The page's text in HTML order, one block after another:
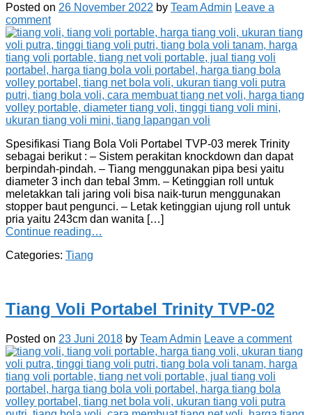
Posted on 26 November 2022 by Team Admin Leave a
comment
Spesifikasi Tiang Bola Voli Portabel TVP-03 merek Trinity
sebagai berikut : – Sistem perakitan knockdown dan dapat
berpindah-pindah. – Tiang menggunakan pipa besi yaitu
diameter 3 inch dan tebal 3mm. – Ketinggian roll untuk
meletakkan tali jaring voli bisa naik-turun menggunakan
stopper baut pengunci. – Letak ketinggian ujung roll untuk
pria yaitu 243cm dan wanita […]
Continue reading…
Categories: Tiang
Tiang Voli Portabel Trinity TVP-02
Posted on 23 Juni 2018 by Team Admin Leave a comment